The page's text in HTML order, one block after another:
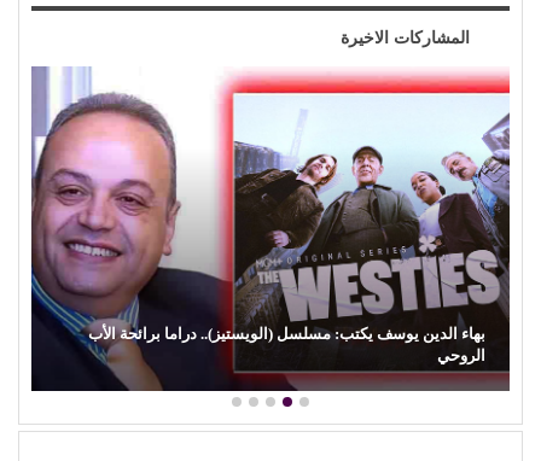
المشاركات الاخيرة
بهاء الدين يوسف يكتب: مسلسل (الويستيز).. دراما برائحة الأب
الروحي